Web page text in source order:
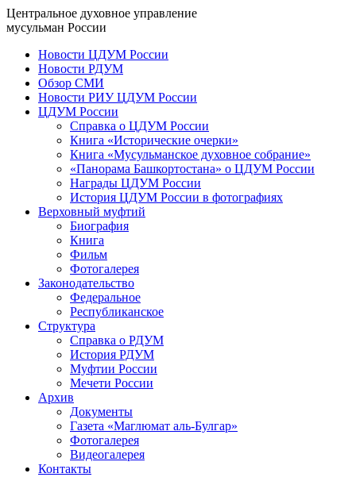
Центральное духовное управление
мусульман России
Новости ЦДУМ России
Новости РДУМ
Обзор СМИ
Новости РИУ ЦДУМ России
ЦДУМ России
Справка о ЦДУМ России
Книга «Исторические очерки»
Книга «Мусульманское духовное собрание»
«Панорама Башкортостана» о ЦДУМ России
Награды ЦДУМ России
История ЦДУМ России в фотографиях
Верховный муфтий
Биография
Книга
Фильм
Фотогалерея
Законодательство
Федеральное
Республиканское
Структура
Справка о РДУМ
История РДУМ
Муфтии России
Мечети России
Архив
Документы
Газета «Маглюмат аль-Булгар»
Фотогалерея
Видеогалерея
Контакты